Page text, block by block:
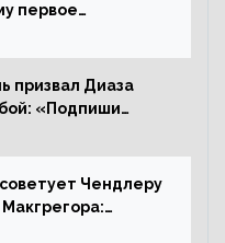
первое
с Евлоевым
призвал Диаза
«Подпиши
Чендлеру